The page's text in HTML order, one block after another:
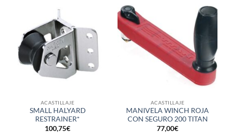
ACASTILLAJE
SMALL HALYARD
RESTRAINER*
100,75€
ACASTILLAJE
MANIVELA WINCH ROJA
CON SEGURO 200 TITAN
77,00€